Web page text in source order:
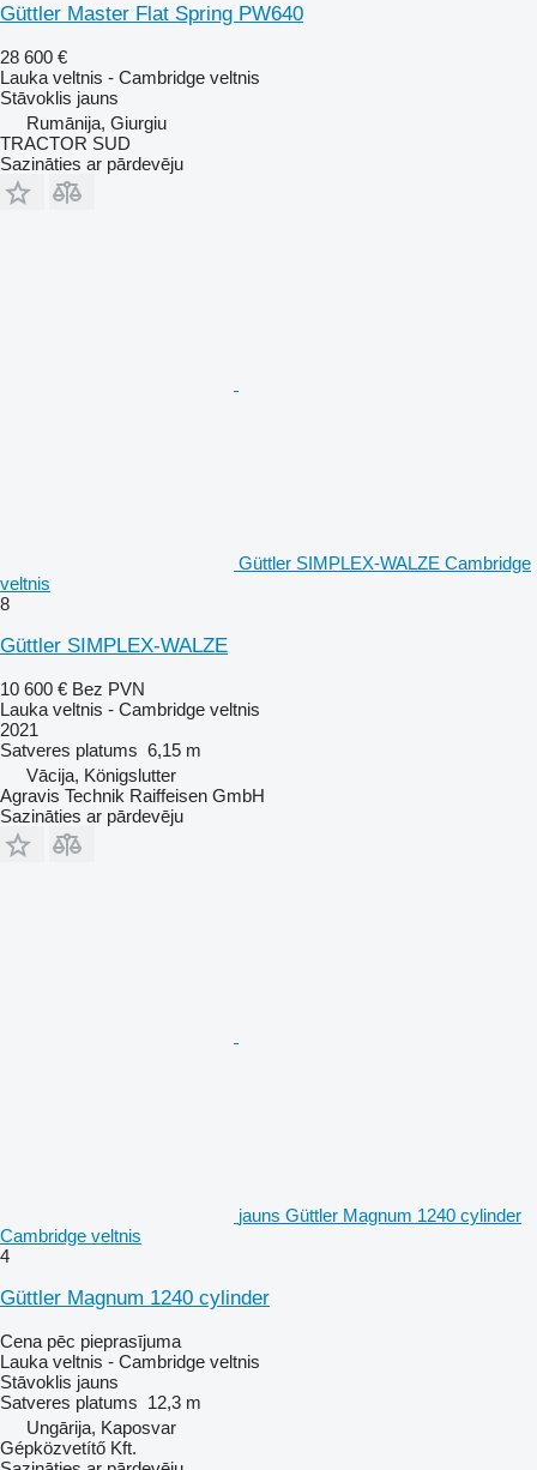
Güttler Master Flat Spring PW640
28 600 €
Lauka veltnis - Cambridge veltnis
Stāvoklis jauns
Rumānija, Giurgiu
TRACTOR SUD
Sazināties ar pārdevēju
Güttler SIMPLEX-WALZE Cambridge
veltnis
8
Güttler SIMPLEX-WALZE
10 600 € Bez PVN
Lauka veltnis - Cambridge veltnis
2021
Satveres platums 6,15 m
Vācija, Königslutter
Agravis Technik Raiffeisen GmbH
Sazināties ar pārdevēju
jauns Güttler Magnum 1240 cylinder
Cambridge veltnis
4
Güttler Magnum 1240 cylinder
Cena pēc pieprasījuma
Lauka veltnis - Cambridge veltnis
Stāvoklis jauns
Satveres platums 12,3 m
Ungārija, Kaposvar
Gépközvetítő Kft.